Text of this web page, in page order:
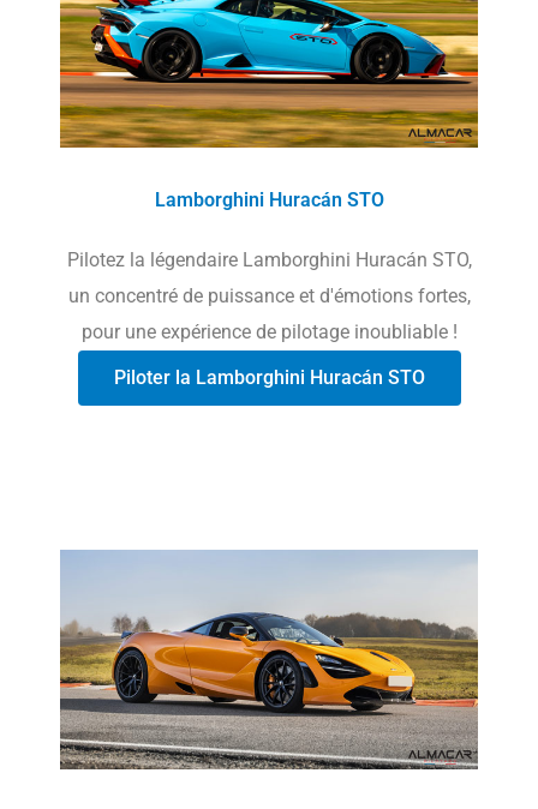
Lamborghini Huracán STO
Pilotez la légendaire Lamborghini Huracán STO,
un concentré de puissance et d'émotions fortes,
pour une expérience de pilotage inoubliable !
Piloter la Lamborghini Huracán STO